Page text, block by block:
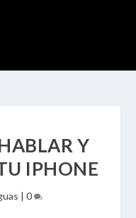
Y
IPHONE
| 0